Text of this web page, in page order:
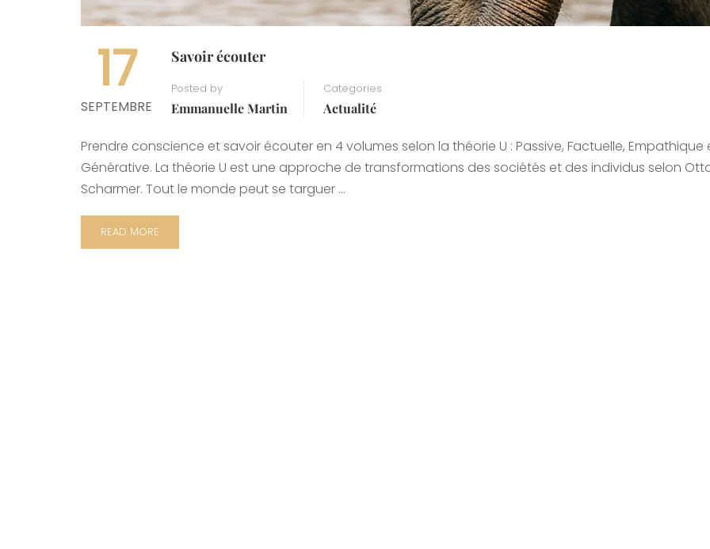
17
SEPTEMBRE
Savoir écouter
Posted by
Emmanuelle Martin
Categories
Actualité
Prendre conscience et savoir écouter en 4 volumes selon la théorie U : Passive, Factuelle, Empathique
Générative. La théorie U est une approche de transformations des sociétés et des individus selon
Scharmer. Tout le monde peut se targuer …
READ MORE